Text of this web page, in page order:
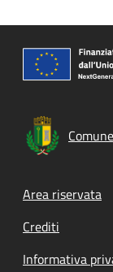
Footer
Area riservata
Crediti
Informativa